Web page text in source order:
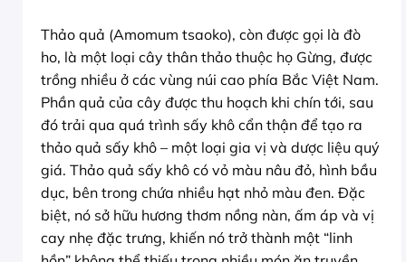
Thảo quả (Amomum tsaoko), còn được gọi là đò
ho, là một loại cây thân thảo thuộc họ Gừng, được
trồng nhiều ở các vùng núi cao phía Bắc Việt Nam.
Phần quả của cây được thu hoạch khi chín tới, sau
đó trải qua quá trình sấy khô cẩn thận để tạo ra
thảo quả sấy khô – một loại gia vị và dược liệu quý
giá. Thảo quả sấy khô có vỏ màu nâu đỏ, hình bầu
dục, bên trong chứa nhiều hạt nhỏ màu đen. Đặc
biệt, nó sở hữu hương thơm nồng nàn, ấm áp và vị
cay nhẹ đặc trưng, khiến nó trở thành một “linh